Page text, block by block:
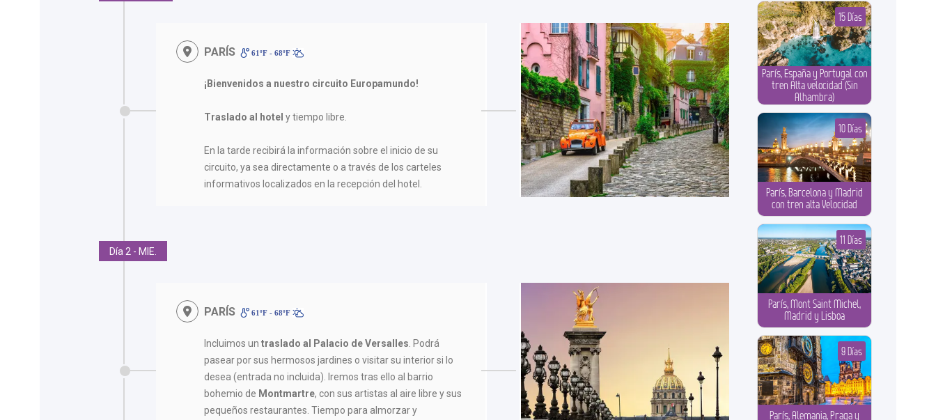
PARÍS 61ºF - 68ºF
¡Bienvenidos a nuestro circuito Europamundo!
Traslado al hotel y tiempo libre.
En la tarde recibirá la información sobre el inicio de su
circuito, ya sea directamente o a través de los carteles
informativos localizados en la recepción del hotel.
Día 2 - MIE.
PARÍS 61ºF - 68ºF
Incluimos untraslado al Palacio de Versalles . Podrá
pasear por sus hermosos jardines o visitar su interior si lo
desea (entrada no incluida). Iremos tras ello al barrio
bohemio de Montmartre, con sus artistas al aire libre y sus
pequeños restaurantes. Tiempo para almorzar y
París, España y Portugal con
tren Alta velocidad (Sin
Alhambra)
15 Días
París, Barcelona y Madrid
con tren alta Velocidad
10 Días
París, Mont Saint Michel,
Madrid y Lisboa
11 Días
París, Alemania, Praga y
9 Días